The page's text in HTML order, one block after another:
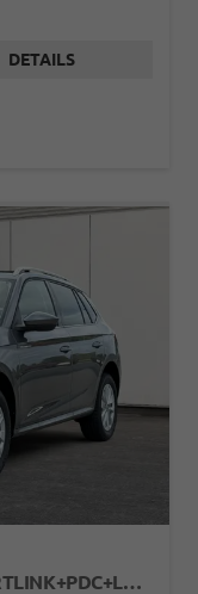
DETAILS
SELECTION SHZ+KAMERA+SMARTLINK+PDC+LED+16" ALU